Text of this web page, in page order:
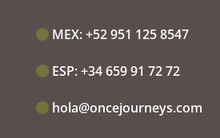
MEX:‭+52 951 125 8547
ESP:‭+34 659 91 72 72
hola@oncejourneys.com